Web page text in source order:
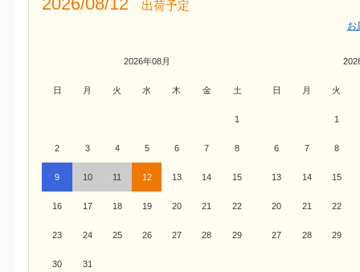
出荷予定
お
2026年08月
日 月 火 水 木 金 土
1
2 3 4 5 6 7 8
9 10 11 12 13 14 15
16 17 18 19 20 21 22
23 24 25 26 27 28 29
30 31
日 月 火
1
6 7 8
13 14 15
20 21 22
27 28 29